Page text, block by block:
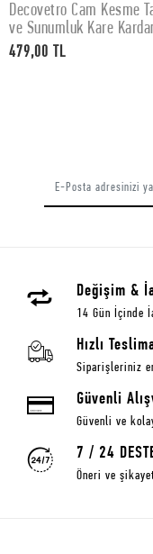
SEPETE EKLE
Decovetro Cam Kesme
ve Sunumluk Kare
Adam Desenli 30 x 30 cm
479,00 TL
Değişim &
14 Gün İçinde
Hızlı
Siparişleriniz
Güvenli
Güvenli ve
7 / 24
Öneri ve